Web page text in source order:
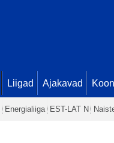
Liigad Ajakavad
Energialiiga EST-LAT N